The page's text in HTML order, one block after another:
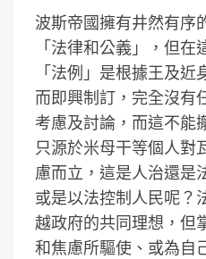
波斯帝國擁有井然有序
「法律和公義」，但
「法例」是根據王及
而即興制訂，完全沒有
考慮及討論，而這不能
只源於米母干等個人對
慮而立，這是人治還是
或是以法控制人民呢？
越政府的共同理想，但
和焦慮所驅使、或為自